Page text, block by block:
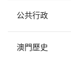
公共行政
澳門歷史